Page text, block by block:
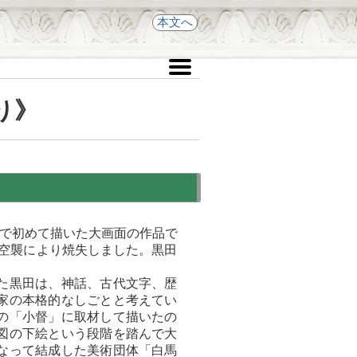
本文へ
初めて描いた大画面の作品で
襲により焼失しました。黒田
田は、神話、古代文字、歴
の本格的なしごとと考えてい
「小督」に取材して描いたの
の下絵という段階を踏んで大
って結成した美術団体「白馬